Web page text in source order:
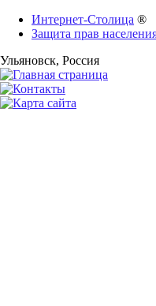
Интернет-Столица ®
Защита прав
Ульяновск, Россия